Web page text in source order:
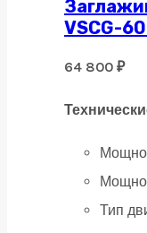
VSCG-
64 800 ₽
Тип